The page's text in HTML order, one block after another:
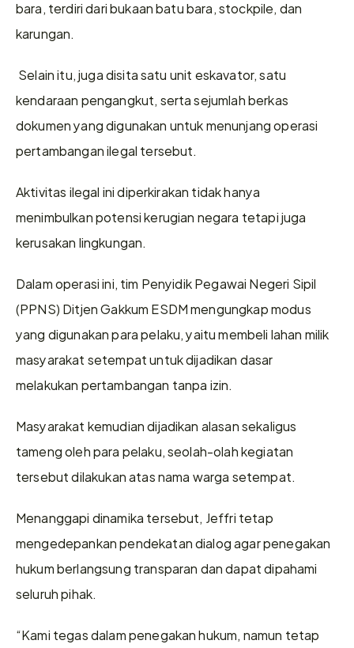
bara, terdiri dari bukaan batu bara, stockpile, dan
karungan.
kendaraan pengangkut, serta sejumlah berkas
dokumen yang digunakan untuk menunjang operasi
pertambangan ilegal tersebut.
Aktivitas ilegal ini diperkirakan tidak hanya
menimbulkan potensi kerugian negara tetapi juga
kerusakan lingkungan.
Dalam operasi ini, tim Penyidik Pegawai Negeri Sipil
(PPNS) Ditjen Gakkum ESDM mengungkap modus
yang digunakan para pelaku, yaitu membeli lahan milik
masyarakat setempat untuk dijadikan dasar
melakukan pertambangan tanpa izin.
Masyarakat kemudian dijadikan alasan sekaligus
tameng oleh para pelaku, seolah-olah kegiatan
tersebut dilakukan atas nama warga setempat.
Menanggapi dinamika tersebut, Jeffri tetap
mengedepankan pendekatan dialog agar penegakan
hukum berlangsung transparan dan dapat dipahami
seluruh pihak.
“Kami tegas dalam penegakan hukum, namun tetap